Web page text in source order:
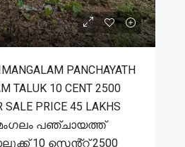
PANCHAYATH
TALUK 10 CENT 2500
SALE PRICE 45 LAKHS
പഞ്ചായത്ത്
10 സെൻ്റ് 2500